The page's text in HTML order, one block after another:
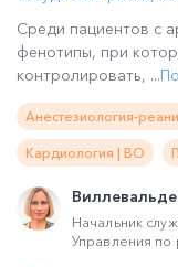
Среди пациентов с
фенотипы, при
контролировать, ...
Анестезиология-
Кардиология | ВО
Начальник
Управления по